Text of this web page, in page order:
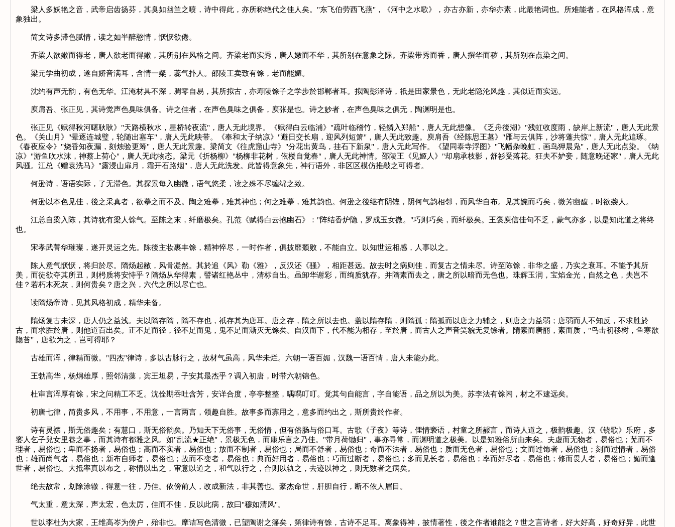
梁人多妖艳之音，武帝启齿扬芬，其臭如幽兰之喷，诗中得此，亦所称绝代之佳人矣。"东飞伯劳西飞燕"，《河中之水歌》，亦古亦新，亦华亦素，此最艳词也。所难能者，在风格浑成，意
象独出。
简文诗多滞色腻情，读之如半醉憨情，恹恹欲倦。
齐梁人欲嫩而得老，唐人欲老而得嫩，其所别在风格之间。齐梁老而实秀，唐人嫩而不华，其所别在意象之际。齐梁带秀而香，唐人撰华而秽，其所别在点染之间。
梁元学曲初成，遂自娇音满耳，含情一粲，蕊气扑人。邵陵王卖致有馀，老而能媚。
沈约有声无韵，有色无华。江淹材具不深，凋零自易，其所拟古，亦寿陵馀子之学步於邯郸者耳。拟陶彭泽诗，祇是田家景色，无此老隐沦风趣，其似近而实远。
庾肩吾、张正见，其诗觉声色臭味俱备。诗之佳者，在声色臭味之俱备，庾张是也。诗之妙者，在声色臭味之俱无，陶渊明是也。
张正见《赋得秋河曙耿耿》"天路横秋水，星桥转夜流"，唐人无此境界。《赋得白云临浦》"疏叶临稽竹，轻鳞入郑船"，唐人无此想像。《乏舟後湖》"残虹收度雨，缺岸上新流"，唐人无此景
色。《关山月》"晕逐连城璧，轮随出塞车"，唐人无此映带。《奉和太子纳凉》"避日交长扇，迎风列短箫"，唐人无此致趣。庾肩吾《经陈思王墓》"雁与云俱阵，沙将蓬共惊"，唐人无此追琢。
《春夜应令》"烧香知夜漏，刻烛验更筹"，唐人无此景趣。梁简文《往虎窟山寺》"分花出黄鸟，挂石下新泉"，唐人无此写作。《望同泰寺浮图》"飞幡杂晚虹，画鸟狎晨凫"，唐人无此点染。《纳
凉》"游鱼吹水沫，神蔡上荷心"，唐人无此物态。梁元《折杨柳》"杨柳非花树，依楼自觉春"，唐人无此神情。邵陵王《见姬人》"却扇承枝影，舒衫受落花。狂夫不妒妾，随意晚还家"，唐人无此
风骚。江总《赠袁洗马》"露浸山扉月，霜开石路烟"，唐人无此洗发。此皆得意象先，神行语外，非区区模仿推敲之可得者。
何逊诗，语语实际，了无滞色。其探景每入幽微，语气悠柔，读之殊不尽缠绵之致。
何逊以本色见佳，後之采真者，欲摹之而不及。陶之难摹，难其神也；何之难摹，难其韵也。何逊之後继有阴铿，阴何气韵相邻，而风华自布。见其婉而巧矣，微芳幽馥，时欲袭人。
江总自梁入陈，其诗犹有梁人馀气。至陈之末，纤磨极矣。孔范《赋得白云抱幽石》："阵结香炉隐，罗成玉女微。"巧则巧矣，而纤极矣。王褒庾信佳句不乏，蒙气亦多，以是知此道之将终
也。
宋孝武菁华璀璨，遂开灵运之先。陈後主妆裹丰馀，精神悴尽，一时作者，俱披靡颓败，不能自立。以知世运相感，人事以之。
陈人意气恹恹，将归於尽。隋炀起敝，风骨凝然。其於追《风》勒《雅》，反汉还《骚》，相距甚远。故去时之病则佳，而复古之情未尽。诗至陈馀，非华之盛，乃实之衰耳。不能予其所
美，而徒欲夺其所丑，则枵质将安恃乎？隋炀从华得素，譬诸红艳丛中，清标自出。虽卸华谢彩，而绚质犹存。并隋素而去之，唐之所以暗而无色也。珠辉玉润，宝焰金光，自然之色，夫岂不
佳？若朽木死灰，则何贵矣？唐之兴，六代之所以尽亡也。
读隋炀帝诗，见其风格初成，精华未备。
隋炀复古未深，唐人仍之益浅。夫以隋存隋，隋不存也，祇存其为唐耳。唐之存，隋之所以去也。盖以隋存隋，则隋孤；隋孤而以唐之力辅之，则唐之力益弱；唐弱而人不知反，不求胜於
古，而求胜於唐，则他道百出矣。正不足而径，径不足而鬼，鬼不足而澌灭无馀矣。自汉而下，代不能为相存，至於唐，而古人之声音笑貌无复馀者。隋素而唐丽，素而质，"鸟击初移树，鱼寒欲
隐苔"，唐欲为之，岂可得耶？
古雄而浑，律精而微。"四杰"律诗，多以古脉行之，故材气虽高，风华未烂。六朝一语百媚，汉魏一语百情，唐人未能办此。
王勃高华，杨炯雄厚，照邻清藻，宾王坦易，子安其最杰乎？调入初唐，时带六朝锦色。
杜审言浑厚有馀，宋之问精工不乏。沈佺期吞吐含芳，安详合度，亭亭整整，喁喁叮叮。觉其句自能言，字自能语，品之所以为美。苏李法有馀闲，材之不逮远矣。
初唐七律，简贵多风，不用事，不用意，一言两言，领趣自胜。故事多而寡用之，意多而约出之，斯所贵於作者。
诗有灵襟，斯无俗趣矣；有慧口，斯无俗韵矣。乃知天下无俗事，无俗情，但有俗肠与俗口耳。古歌《子夜》等诗，俚情亵语，村童之所赧言，而诗人道之，极韵极趣。汉《铙歌》乐府，多
窭人乞子兒女里巷之事，而其诗有都雅之风。如"乱流★正绝"，景极无色，而康乐言之乃佳。"带月荷锄归"，事亦寻常，而渊明道之极美。以是知雅俗所由来矣。夫虚而无物者，易俗也；芜而不
理者，易俗也；卑而不扬者，易俗也；高而不实者，易俗也；放而不制者，易俗也；局而不舒者，易俗也；奇而不法者，易俗也；质而无色者，易俗也；文而过饰者，易俗也；刻而过情者，易俗
也；雄而尚气者，易俗也；新布自师者，易俗也；故而不变者，易俗也；典而好用者，易俗也；巧而过断者，易俗也；多而见长者，易俗也；率而好尽者，易俗也；修而畏人者，易俗也；媚而逢
世者，易俗也。大抵率真以布之，称情以出之，审意以道之，和气以行之，合则以轨之，去迹以神之，则无数者之病矣。
绝去故常，划除涂辙，得意一往，乃佳。依傍前人，改成新法，非其善也。豪杰命世，肝胆自行，断不依人眉目。
气太重，意太深，声太宏，色太厉，佳而不佳，反以此病，故曰"穆如清风"。
世以李杜为大家，王维高岑为傍户，殆非也。摩诘写色清微，已望陶谢之籓矣，第律诗有馀，古诗不足耳。离象得神，披情著性，後之作者谁能之？世之言诗者，好大好高，好奇好异，此世